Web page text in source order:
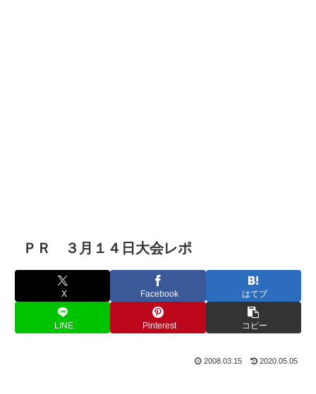
ＰＲ ３月１４日大会レポ
X Facebook はてブ
LINE Pinterest コピー
2008.03.15 2020.05.05